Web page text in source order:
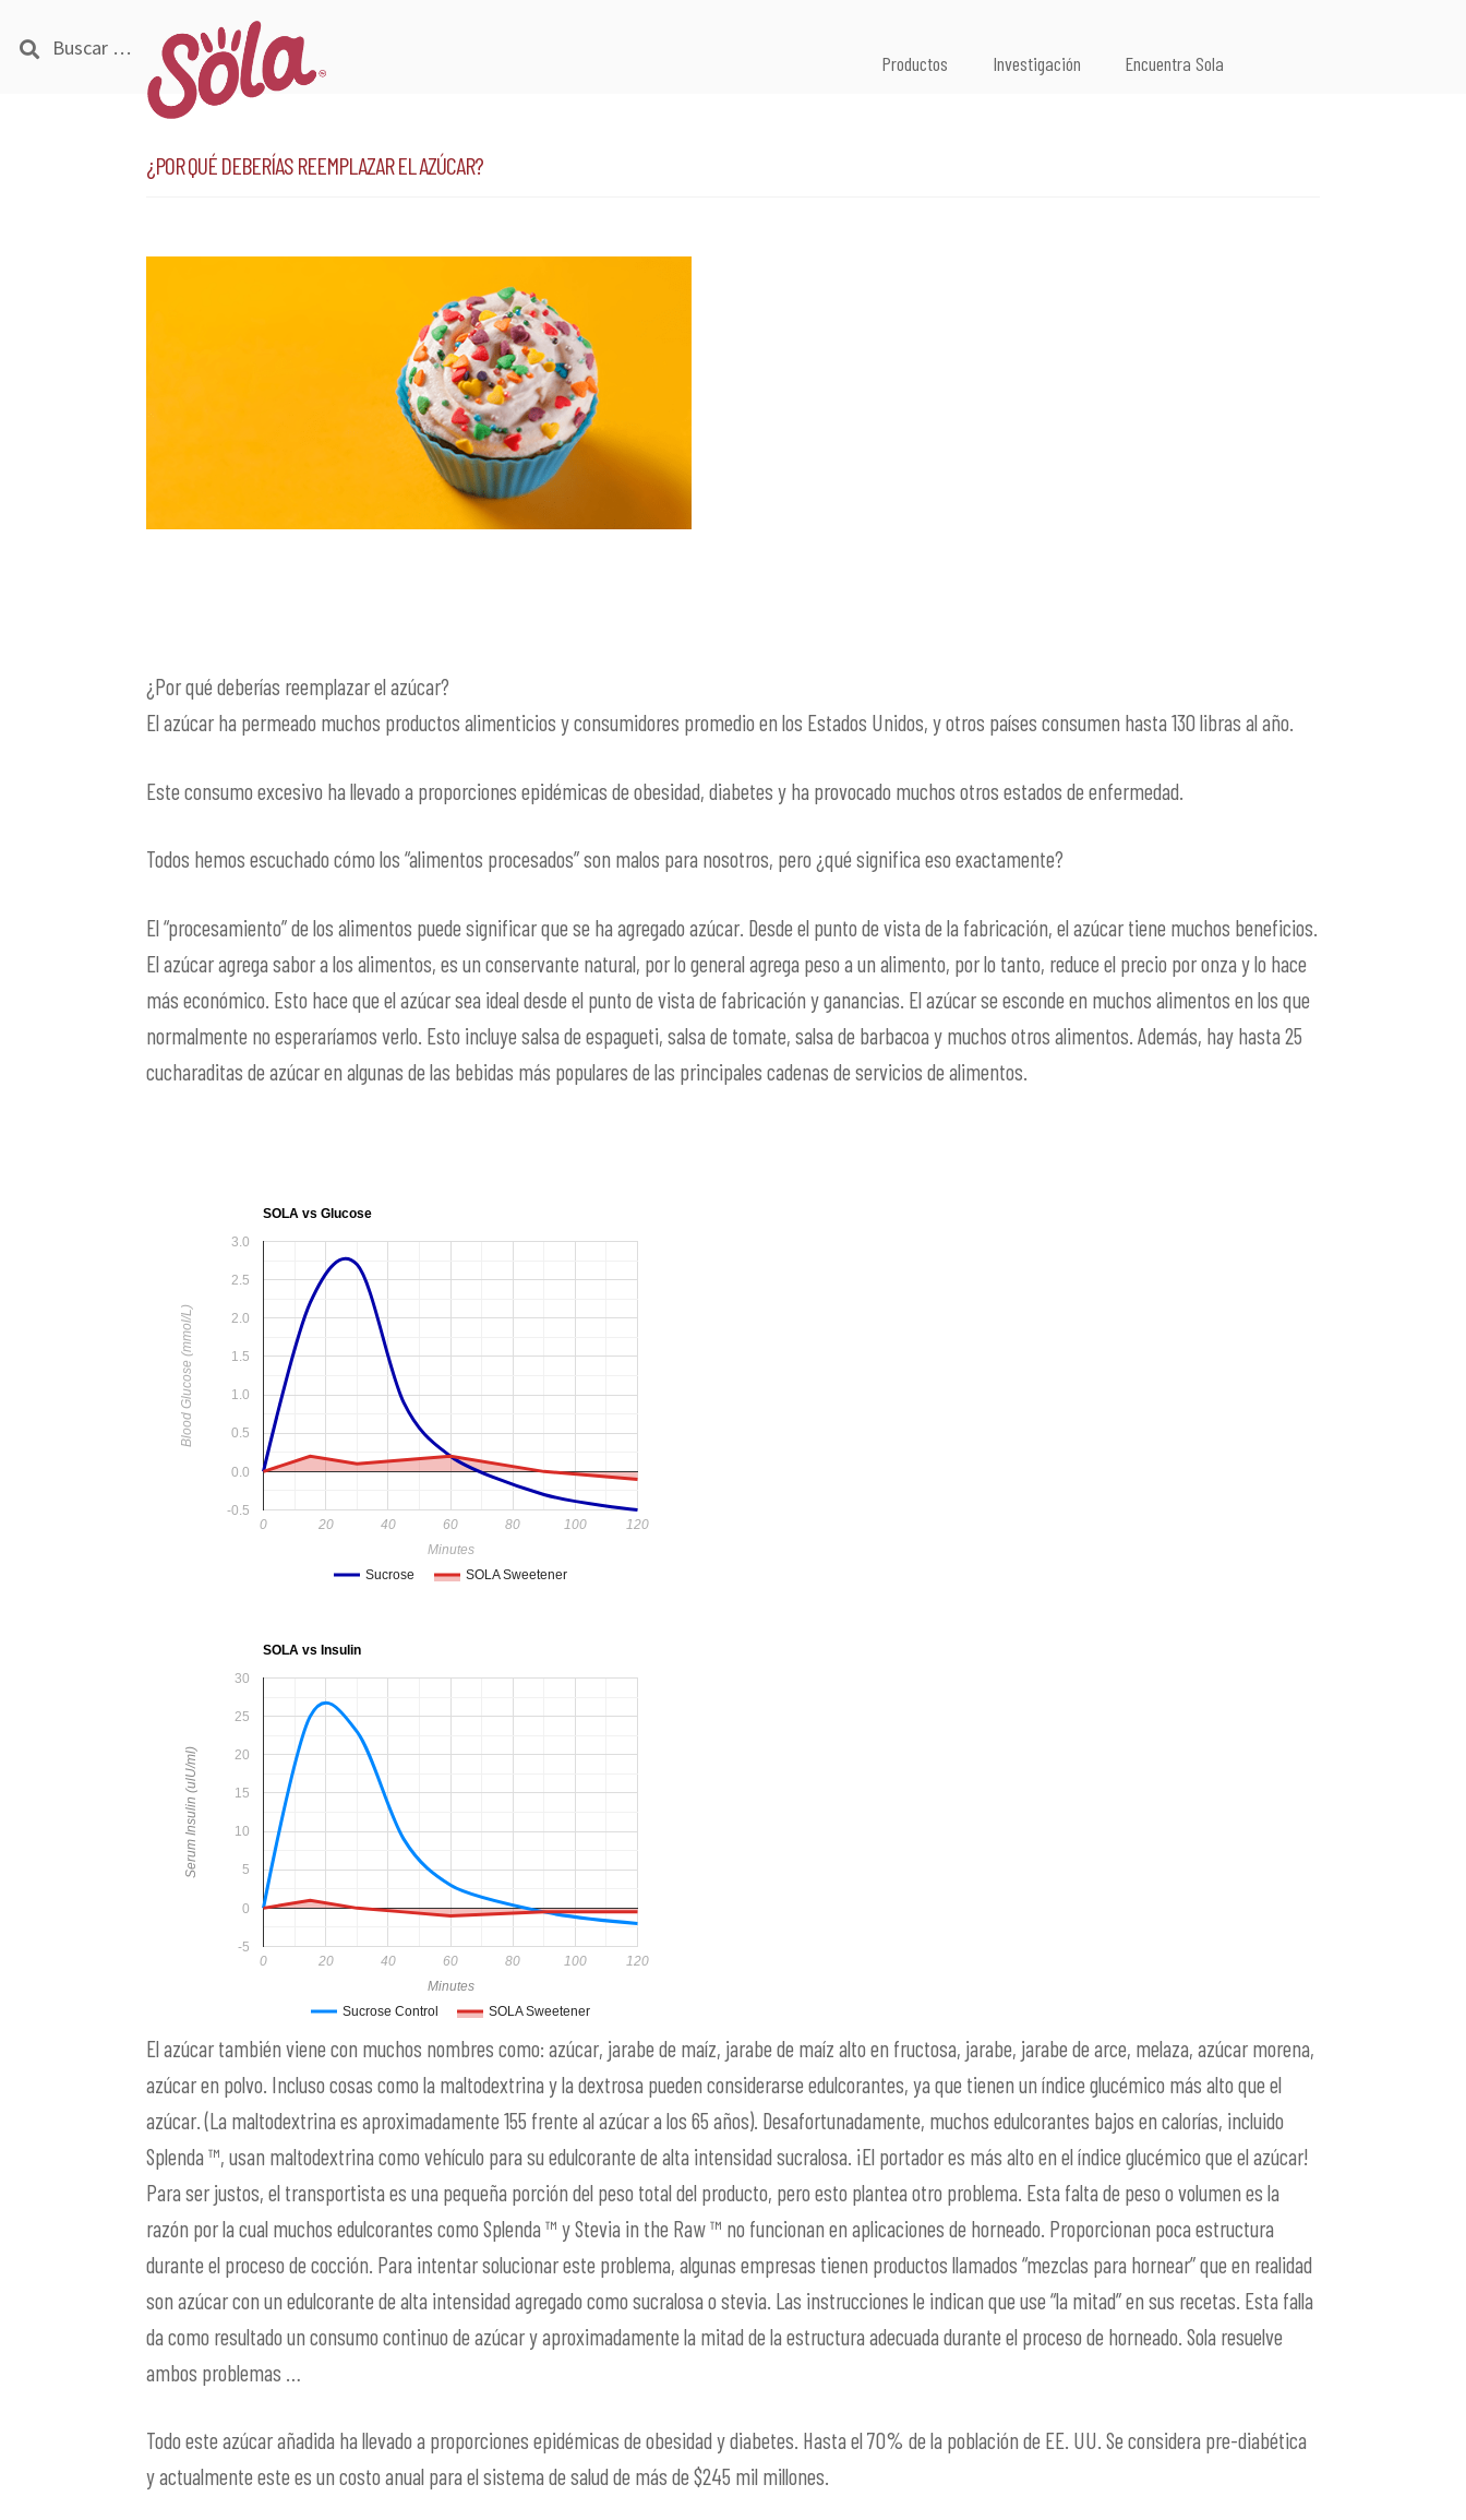
Ir
a
la
navegación
Ir
al
contenido
Productos Investigación Encuentra Sola
Buscar:
¿Por qué deberías reemplazar el azúcar?
¿Por qué deberías reemplazar el azúcar?
El azúcar ha permeado muchos productos alimenticios y consumidores promedio en los Estados Unidos, y otros países consumen hasta 130 libras al año.
Este consumo excesivo ha llevado a proporciones epidémicas de obesidad, diabetes y ha provocado muchos otros estados de enfermedad.
Todos hemos escuchado cómo los “alimentos procesados” son malos para nosotros, pero ¿qué significa eso exactamente?
El “procesamiento” de los alimentos puede significar que se ha agregado azúcar. Desde el punto de vista de la fabricación, el azúcar tiene muchos beneficios.
El azúcar agrega sabor a los alimentos, es un conservante natural, por lo general agrega peso a un alimento, por lo tanto, reduce el precio por onza y lo hace
más económico. Esto hace que el azúcar sea ideal desde el punto de vista de fabricación y ganancias. El azúcar se esconde en muchos alimentos en los que
normalmente no esperaríamos verlo. Esto incluye salsa de espagueti, salsa de tomate, salsa de barbacoa y muchos otros alimentos. Además, hay hasta 25
cucharaditas de azúcar en algunas de las bebidas más populares de las principales cadenas de servicios de alimentos.
SOLA vs Glucose
Sucrose SOLA Sweetener
0 20 40 60 80 100 120
-0.5
0.0
0.5
1.0
1.5
2.0
2.5
3.0
Minutes
Blood Glucose (mmol/L)
SOLA vs Insulin
Sucrose Control SOLA Sweetener
0 20 40 60 80 100 120
-5
0
5
10
15
20
25
30
Minutes
Serum Insulin (ulU/ml)
El azúcar también viene con muchos nombres como: azúcar, jarabe de maíz, jarabe de maíz alto en fructosa, jarabe, jarabe de arce, melaza, azúcar morena,
azúcar en polvo. Incluso cosas como la maltodextrina y la dextrosa pueden considerarse edulcorantes, ya que tienen un índice glucémico más alto que el
azúcar. (La maltodextrina es aproximadamente 155 frente al azúcar a los 65 años). Desafortunadamente, muchos edulcorantes bajos en calorías, incluido
Splenda ™, usan maltodextrina como vehículo para su edulcorante de alta intensidad sucralosa. ¡El portador es más alto en el índice glucémico que el azúcar!
Para ser justos, el transportista es una pequeña porción del peso total del producto, pero esto plantea otro problema. Esta falta de peso o volumen es la
razón por la cual muchos edulcorantes como Splenda ™ y Stevia in the Raw ™ no funcionan en aplicaciones de horneado. Proporcionan poca estructura
durante el proceso de cocción. Para intentar solucionar este problema, algunas empresas tienen productos llamados “mezclas para hornear” que en realidad
son azúcar con un edulcorante de alta intensidad agregado como sucralosa o stevia. Las instrucciones le indican que use “la mitad” en sus recetas. Esta falla
da como resultado un consumo continuo de azúcar y aproximadamente la mitad de la estructura adecuada durante el proceso de horneado. Sola resuelve
ambos problemas …
Todo este azúcar añadida ha llevado a proporciones epidémicas de obesidad y diabetes. Hasta el 70% de la población de EE. UU. Se considera pre-diabética
y actualmente este es un costo anual para el sistema de salud de más de $245 mil millones.